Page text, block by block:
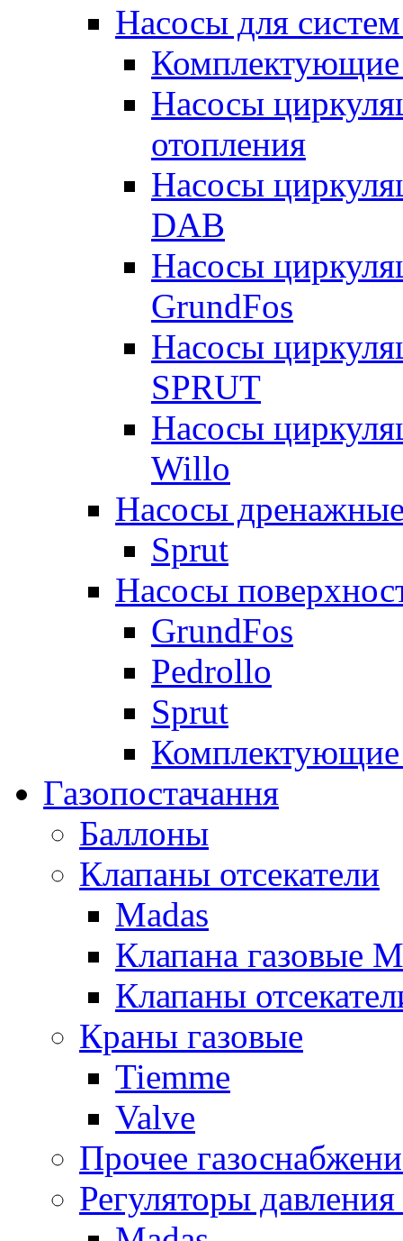
Насосы для
Комплектующие
Насосы
отопления
Насосы
DAB
Насосы
GrundFos
Насосы
SPRUT
Насосы
Willo
Насосы
Sprut
Насосы
GrundFos
Pedrollo
Sprut
Комплектующие
Газопостачання
Баллоны
Клапаны отсекатели
Madas
Клапана газовые
Клапаны
Краны газовые
Tiemme
Valve
Прочее
Регуляторы давления